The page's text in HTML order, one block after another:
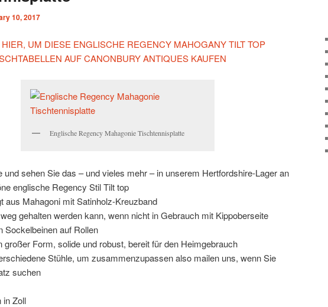
10, 2017
UM DIESE ENGLISCHE REGENCY MAHOGANY TILT TOP
AUF CANONBURY ANTIQUES KAUFEN
Englische Regency Mahagonie Tischtennisplatte
und sehen Sie das – und vieles mehr – in unserem Hertfordshire-Lager an
englische Regency Stil Tilt top
aus Mahagoni mit Satinholz-Kreuzband
gehalten werden kann, wenn nicht in Gebrauch mit Kippoberseite
Sockelbeinen auf Rollen
großer Form, solide und robust, bereit für den Heimgebrauch
Stühle, um zusammenzupassen also mailen uns, wenn Sie
suchen
in Zoll